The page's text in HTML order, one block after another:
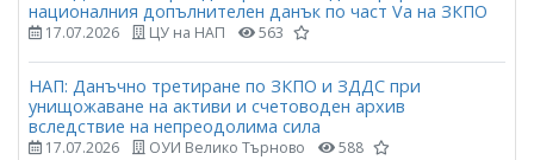
националния допълнителен данък по част Vа на ЗКПО
17.07.2026 ЦУ на НАП 563
НАП: Данъчно третиране по ЗКПО и ЗДДС при
унищожаване на активи и счетоводен архив
вследствие на непреодолима сила
17.07.2026 ОУИ Велико Търново 588